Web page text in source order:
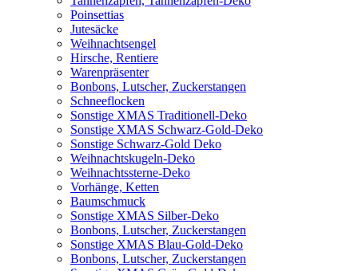
Poinsettias
Jutesäcke
Weihnachtsengel
Hirsche, Rentiere
Warenpräsenter
Bonbons, Lutscher, Zuckerstangen
Schneeflocken
Sonstige XMAS Traditionell-Deko
Sonstige XMAS Schwarz-Gold-Deko
Sonstige Schwarz-Gold Deko
Weihnachtskugeln-Deko
Weihnachtssterne-Deko
Vorhänge, Ketten
Baumschmuck
Sonstige XMAS Silber-Deko
Bonbons, Lutscher, Zuckerstangen
Sonstige XMAS Blau-Gold-Deko
Bonbons, Lutscher, Zuckerstangen